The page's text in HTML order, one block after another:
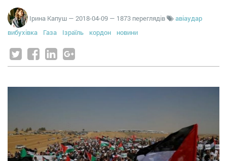
Ірина Капуш — 2018-04-09 — 1873 переглядів
авіаудар
вибухівка
Газа Ізраїль кордон новини